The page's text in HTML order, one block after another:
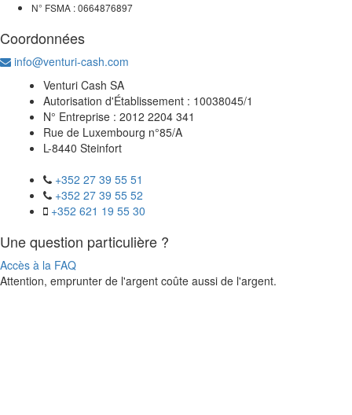
N° FSMA : 0664876897
Coordonnées
info@venturi-cash.com
Venturi Cash SA
Autorisation d'Établissement : 10038045/1
N° Entreprise : 2012 2204 341
Rue de Luxembourg n°85/A
L-8440 Steinfort
+352 27 39 55 51
+352 27 39 55 52
+352 621 19 55 30
Une question particulière ?
Accès à la FAQ
Attention, emprunter de l'argent coûte aussi de l'argent.